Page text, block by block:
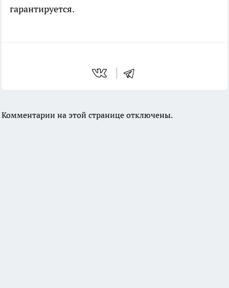
гарантируется.
Комментарии на этой странице отключены.